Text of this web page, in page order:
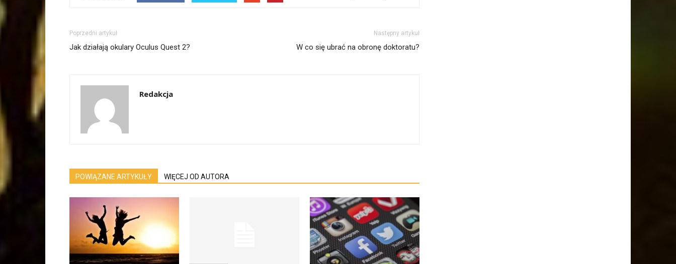
Poprzedni artykuł
Jak działają okulary Oculus Quest 2?
Następny artykuł
W co się ubrać na obronę doktoratu?
Redakcja
POWIĄZANE ARTYKUŁY WIĘCEJ OD AUTORA